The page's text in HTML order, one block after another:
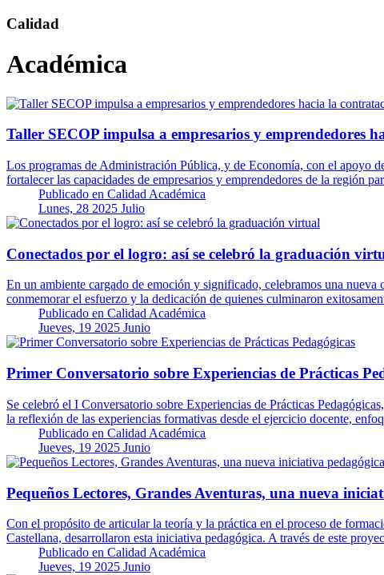
Calidad
Académica
Taller SECOP impulsa a empresarios y emprendedores
Los programas de Administración Pública, y de Economía, con el apoyo
fortalecer las capacidades de empresarios y emprendedores de la región
Publicado en Calidad Académica
Lunes, 28 2025 Julio
Conectados por el logro: así se celebró la graduación
En un ambiente cargado de emoción y significado, celebramos una
conmemorar el esfuerzo y la dedicación de quienes culminaron
Publicado en Calidad Académica
Jueves, 19 2025 Junio
Primer Conversatorio sobre Experiencias de Prácticas
Se celebró el I Conversatorio sobre Experiencias de Prácticas
la reflexión de las experiencias formativas desde el ejercicio docente,
Publicado en Calidad Académica
Jueves, 19 2025 Junio
Pequeños Lectores, Grandes Aventuras, una nueva
Con el propósito de articular la teoría y la práctica en el proceso de
Castellana, desarrollaron esta iniciativa pedagógica. A través de este
Publicado en Calidad Académica
Jueves, 19 2025 Junio